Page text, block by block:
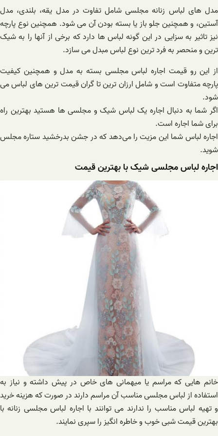
مدل های لباس زنانه مجلسی شامل تفاوت در مدل یقه، بلندی، مدل
آستین، و همچنین جلو باز یا بسته بودن آن می شود. همچنین نوع پارچه
نیز تاثیر به سزایی در این گونه لباس ها دارد که برخی از آنها را به شیک
ترین و منحصر به فرد ترین نوع لباس مبدل می سازد.
از این رو قیمت اجاره لباس مجلسی بسته به مدل و همچنین کیفیت
پارچه متفاوت است و شامل ارزان ترین تا گران قیمت ترین های لباس می
شود.
اگر شما به دنبال اجاره یک لباس شیک و مجلسی ها هستید بهترین راه
برای شما اجاره است.
اجاره لباس شما این مزیت را می‌دهد که در جشن بدرخشید ستاره مجلس
شوید.
اجاره لباس مجلسی شیک با بهترین قیمت
خانم هایی که مراسم یا میهمانی های خاص در پیش داشته و نیاز به
استفاده از لباس مجلسی مناسب آن مراسم دارند در صورت که هزینه خرید
و تهیه لباس مناسب را ندارند می توانند با اجاره لباس مجلسی زنانه با
بهترین قیمت شبی خوب و خاطره انگیز را سپری نمایند.